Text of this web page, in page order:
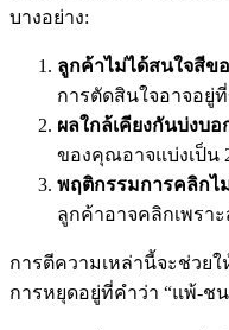
บางอย่าง:
ลูกค้าไม่ได้สนใจสีข
การตัดสินใจอาจอยู่
ผลใกล้เคียงกันบ่งบ
ของคุณอาจแบ่งเป็น
พฤติกรรมการคลิกไ
ลูกค้าอาจคลิกเพรา
การตีความเหล่านี้จะช่วย
การหยุดอยู่ที่คำว่า “แพ้-ชน